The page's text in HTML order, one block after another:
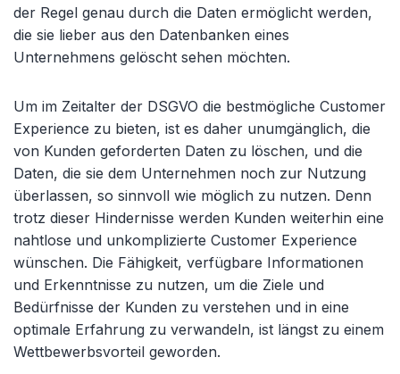
der Regel genau durch die Daten ermöglicht werden,
die sie lieber aus den Datenbanken eines
Unternehmens gelöscht sehen möchten.
Um im Zeitalter der DSGVO die bestmögliche Customer
Experience zu bieten, ist es daher unumgänglich, die
von Kunden geforderten Daten zu löschen, und die
Daten, die sie dem Unternehmen noch zur Nutzung
überlassen, so sinnvoll wie möglich zu nutzen. Denn
trotz dieser Hindernisse werden Kunden weiterhin eine
nahtlose und unkomplizierte Customer Experience
wünschen. Die Fähigkeit, verfügbare Informationen
und Erkenntnisse zu nutzen, um die Ziele und
Bedürfnisse der Kunden zu verstehen und in eine
optimale Erfahrung zu verwandeln, ist längst zu einem
Wettbewerbsvorteil geworden.